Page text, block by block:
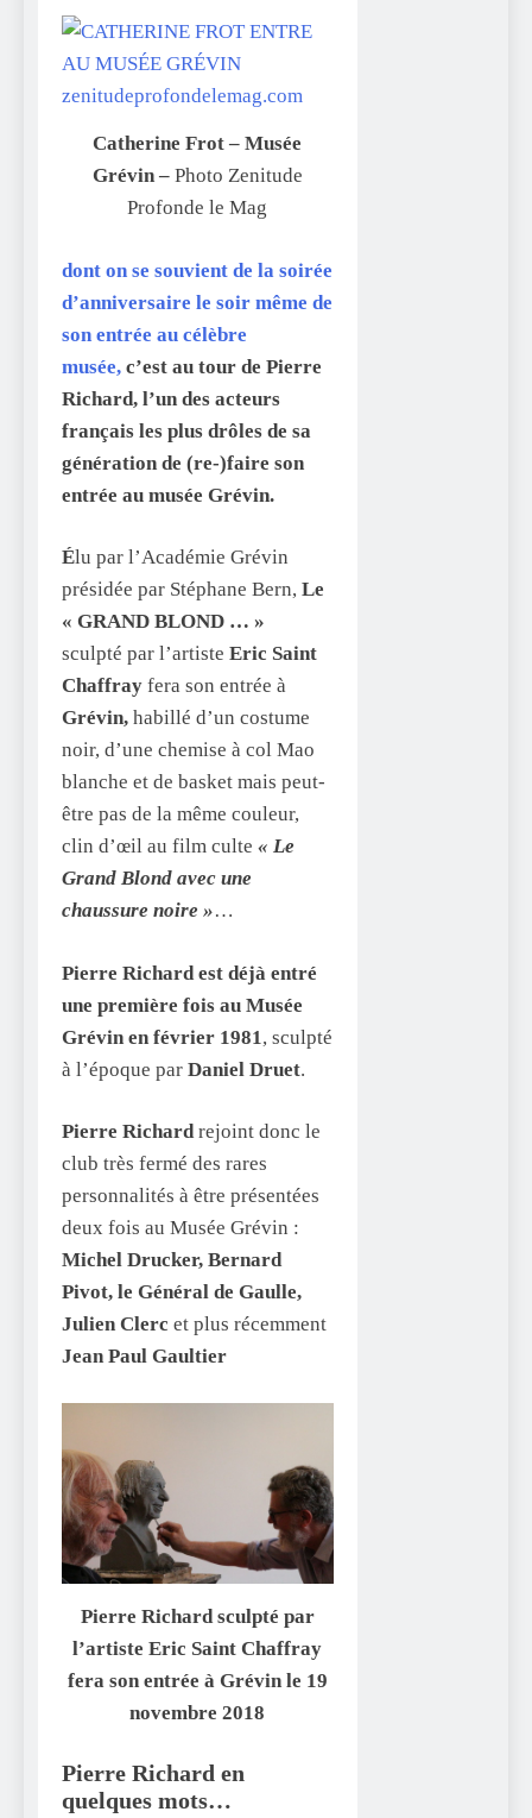
Catherine Frot – Musée
Grévin – Photo Zenitude
Profonde le Mag
dont on se souvient de la soirée
d’anniversaire le soir même de
son entrée au célèbre
musée, c’est au tour de Pierre
Richard, l’un des acteurs
français les plus drôles de sa
génération de (re-)faire son
entrée au musée Grévin.
Élu par l’Académie Grévin
présidée par Stéphane Bern, Le
« GRAND BLOND … »
sculpté par l’artiste Eric Saint
Chaffray fera son entrée à
Grévin, habillé d’un costume
noir, d’une chemise à col Mao
blanche et de basket mais peut-
être pas de la même couleur,
clin d’œil au film culte « Le
Grand Blond avec une
chaussure noire »…
Pierre Richard est déjà entré
une première fois au Musée
Grévin en février 1981, sculpté
à l’époque par Daniel Druet.
Pierre Richardrejoint donc le
club très fermé des rares
personnalités à être présentées
deux fois au Musée Grévin :
Michel Drucker, Bernard
Pivot, le Général de Gaulle,
Julien Clerc et plus récemment
Jean Paul Gaultier
Pierre Richard sculpté par
l’artiste Eric Saint Chaffray
fera son entrée à Grévin le 19
novembre 2018
Pierre Richard en
quelques mots…